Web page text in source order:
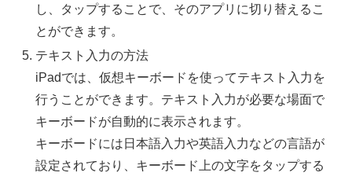
し、タップすることで、そのアプリに切り替えるこ
とができます。
テキスト入力の方法
iPadでは、仮想キーボードを使ってテキスト入力を
行うことができます。テキスト入力が必要な場面で
キーボードが自動的に表示されます。
キーボードには日本語入力や英語入力などの言語が
設定されており、キーボード上の文字をタップする